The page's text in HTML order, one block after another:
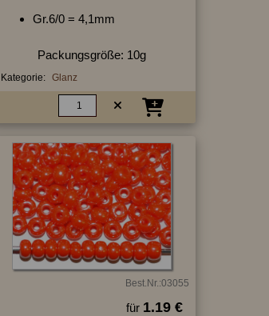
Gr.6/0 = 4,1mm
Packungsgröße: 10g
Kategorie: Glanz
Best.Nr.:03055
für 1.19 €